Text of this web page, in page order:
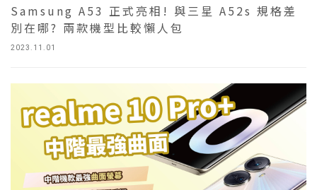
2023.11.01
Samsung A53 正式亮相! 與三星 A52s 規格差
別在哪? 兩款機型比較懶人包